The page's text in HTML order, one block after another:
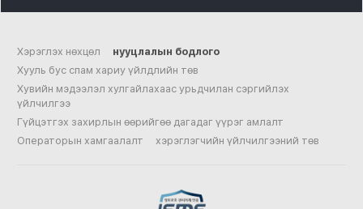
Хэрэглэх нөхцөл
нууцлалын бодлого
Хууль бус спам хариу үйлдлийн төв
Хувийн мэдээлэл хулгайлахаас урьдчилан сэргийлэх
үйлчилгээ
Гүйцэтгэх захирлын өөрийгөө дагадаг үүрэг амлалт
Операторын хамгаалалт
хэрэглэгчийн үйлчилгээний төв